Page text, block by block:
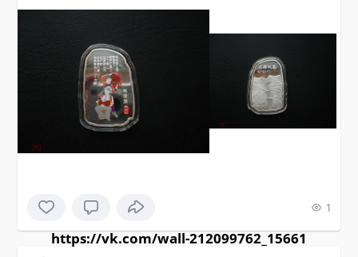
1
https://vk.com/wall-212099762_15661